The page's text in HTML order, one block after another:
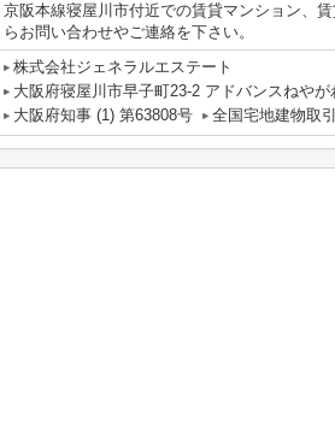
京阪本線寝屋川市付近での賃貸マンション、
らお問い合わせやご連絡を下さい。
株式会社ジェネラルエステート
大阪府寝屋川市早子町23-2 アドバンスねやが
大阪府知事 (1) 第63808号
全国宅地建物取